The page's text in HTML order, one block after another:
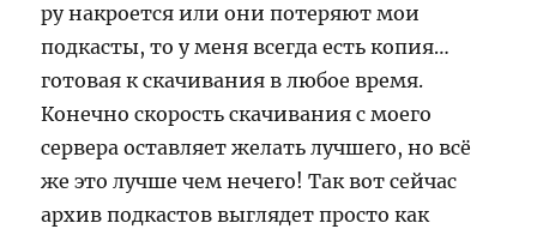
ру накроется или они потеряют мои
подкасты, то у меня всегда есть копия…
готовая к скачивания в любое время.
Конечно скорость скачивания с моего
сервера оставляет желать лучшего, но всё
же это лучше чем нечего! Так вот сейчас
архив подкастов выглядет просто как